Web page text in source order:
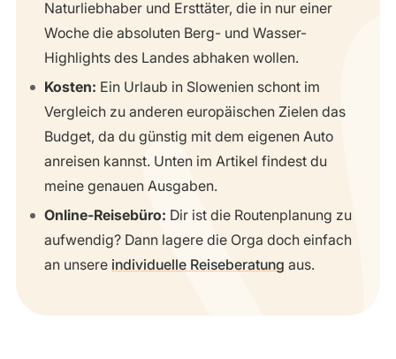
Naturliebhaber und Ersttäter, die in nur einer
Woche die absoluten Berg- und Wasser-
Highlights des Landes abhaken wollen.
Kosten: Ein Urlaub in Slowenien schont im
Vergleich zu anderen europäischen Zielen das
Budget, da du günstig mit dem eigenen Auto
anreisen kannst. Unten im Artikel findest du
meine genauen Ausgaben.
Online-Reisebüro: Dir ist die Routenplanung zu
aufwendig? Dann lagere die Orga doch einfach
an unsere individuelle Reiseberatung aus.